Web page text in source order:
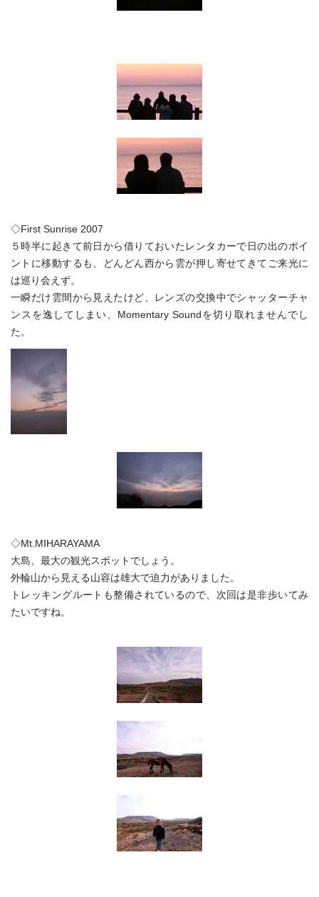
◇First Sunrise 2007
５時半に起きて前日から借りておいたレンタカーで日の出のポイ
ントに移動するも、どんどん西から雲が押し寄せてきてご来光に
は巡り会えず。
一瞬だけ雲間から見えたけど、レンズの交換中でシャッターチャ
ンスを逸してしまい、Momentary Soundを切り取れませんでし
た。
◇Mt.MIHARAYAMA
大島、最大の観光スポットでしょう。
外輪山から見える山容は雄大で迫力がありました。
トレッキングルートも整備されているので、次回は是非歩いてみ
たいですね。